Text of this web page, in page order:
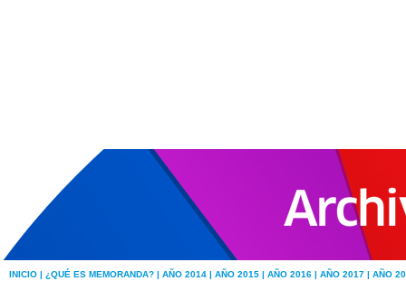
INICIO | ¿QUÉ ES MEMORANDA? | AÑO 2014 | AÑO 2015 | AÑO 2016 | AÑO 2017 | AÑO